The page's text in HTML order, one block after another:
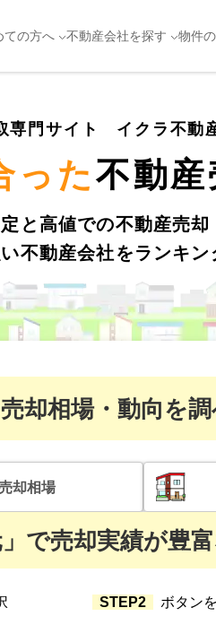
ての方へ 不動産会社を探す 物件
専門サイト イクラ不動
った不動
と高値での不動産売却
不動産会社をランキン
却相場・動向を
却相場
で売却実績が豊
STEP2 ボタン